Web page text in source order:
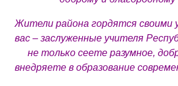
Жители района гордятся своими
вас – заслуженные учителя
не только сеете разумное,
внедряете в образование